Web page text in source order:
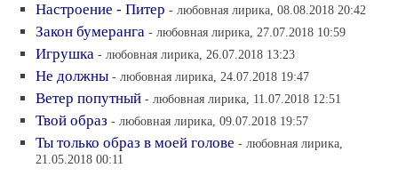
Настроение - Питер - любовная лирика, 08.08.2018 20:42
Закон бумеранга - любовная лирика, 27.07.2018 10:59
Игрушка - любовная лирика, 26.07.2018 13:23
Не должны - любовная лирика, 24.07.2018 19:47
Ветер попутный - любовная лирика, 11.07.2018 12:51
Твой образ - любовная лирика, 09.07.2018 19:57
Ты только образ в моей голове - любовная лирика,
21.05.2018 00:11